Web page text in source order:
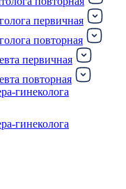
первичная
повторная
первичная
повторная
гинеколога
гинеколога